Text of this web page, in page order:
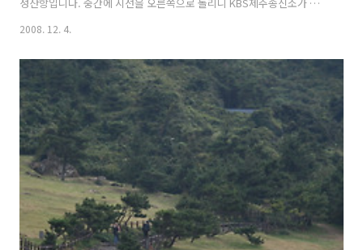
입니다. 방송시설이라 경비가 매우 삼엄합니다. 아니 이럴수가! 제가 졸
입니다. 왼쪽은 제주시로 가는 1132번 제주 일주도로이고 오른쪽은 성산
항 입구입니다. 다시 한번 확인!!! 우도로 들어갈 수 있는 성산항입니다.
우도로 배 한척이 출발을 앞두고 있습니다. 드뎌! 우도입니다. 선착장에
도착하였습니다. 내리기전 멀리 성산항이 보입니다. 수고했어! 친구 스
쿠터를 빌릴까 자전거를 빌릴까 고민하다가 스쿠터는 면허가 없어서 안
된다고 해 무거운 ..
2008. 12. 4.